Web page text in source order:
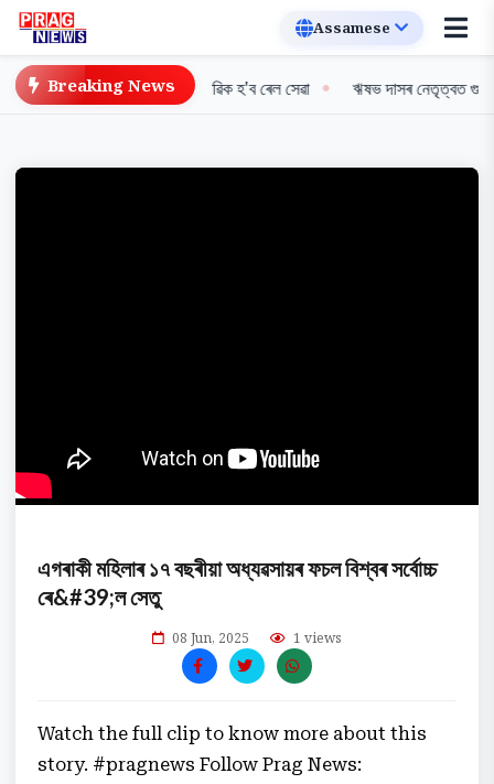
Breaking News
ৰেলপথৰ মেৰামতি সম্পন্ন, স্বাভাৱিক হ'ব ৰেল সেৱা ঋষভ দাসৰ নেতৃত্বত
এগৰাকী মহিলাৰ ১৭ বছৰীয়া অধ্যৱসায়ৰ ফচল বিশ্বৰ সৰ্বোচ্চ
ৰে&#39;ল সেতু
08 Jun, 2025 1 views
Watch the full clip to know more about this
story. #pragnews Follow Prag News: